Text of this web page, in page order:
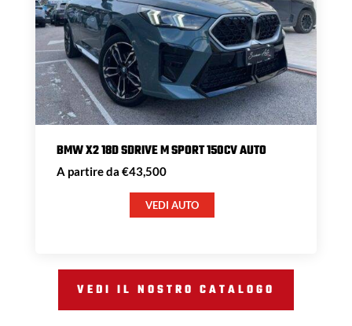
BMW X2 18D SDRIVE M SPORT 150CV AUTO
A partire da €43,500
VEDI AUTO
VEDI IL NOSTRO CATALOGO